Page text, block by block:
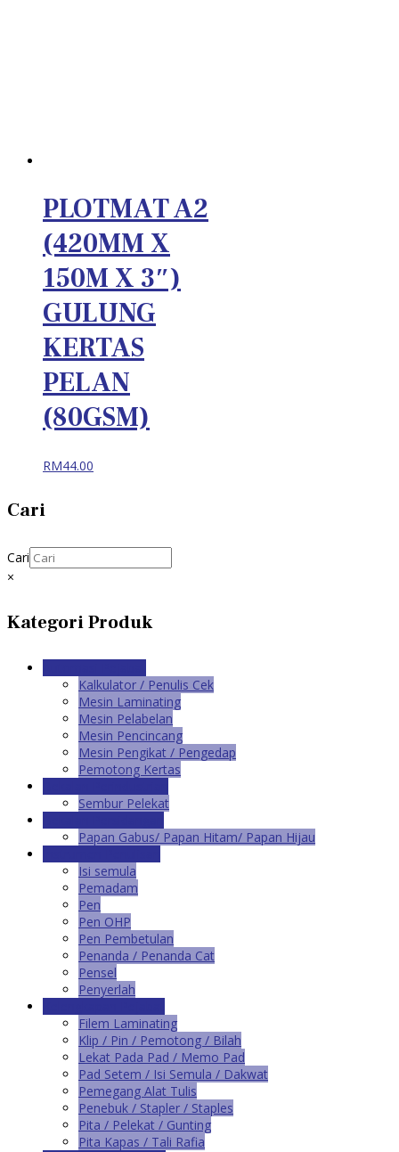
PLOTMAT A2
(420MM X
150M X 3″)
GULUNG
KERTAS
PELAN
(80GSM)
RM44.00
Cari
Cari
×
Kategori Produk
Kalkulator / Penulis Cek
Mesin Laminating
Mesin Pelabelan
Mesin Pencincang
Mesin Pengikat / Pengedap
Pemotong Kertas
Sembur Pelekat
Papan Gabus/ Papan Hitam/ Papan Hijau
Isi semula
Pemadam
Pen
Pen OHP
Pen Pembetulan
Penanda / Penanda Cat
Pensel
Penyerlah
Filem Laminating
Klip / Pin / Pemotong / Bilah
Lekat Pada Pad / Memo Pad
Pad Setem / Isi Semula / Dakwat
Pemegang Alat Tulis
Penebuk / Stapler / Staples
Pita / Pelekat / Gunting
Pita Kapas / Tali Rafia